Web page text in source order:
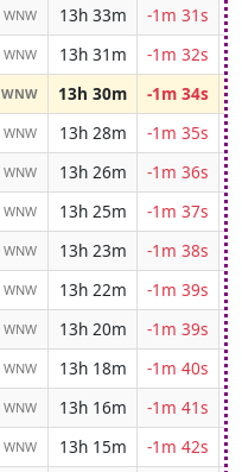
WNW 13h 33m
-1m 31s
WNW 13h 31m
-1m 32s
WNW 13h 30m
-1m 34s
WNW 13h 28m
-1m 35s
WNW 13h 26m
-1m 36s
WNW 13h 25m
-1m 37s
WNW 13h 23m
-1m 38s
WNW 13h 22m
-1m 39s
WNW 13h 20m
-1m 39s
WNW 13h 18m
-1m 40s
WNW 13h 16m
-1m 41s
WNW 13h 15m
-1m 42s